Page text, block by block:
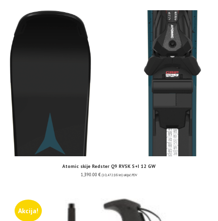
Atomic skije Redster Q9 RVSK S+I 12 GW
1,390.00 € (10,472.96 kn) uključ. PDV
Akcija!